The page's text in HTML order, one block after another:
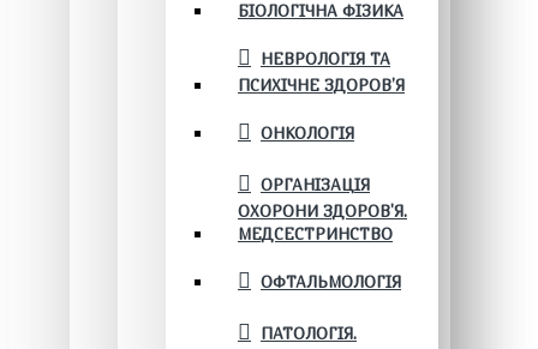
БІОЛОГІЧНА ФІЗИКА
НЕВРОЛОГІЯ ТА
ПСИХІЧНЕ ЗДОРОВ’Я
ОНКОЛОГІЯ
ОРГАНІЗАЦІЯ
ОХОРОНИ ЗДОРОВ'Я.
МЕДСЕСТРИНСТВО
ОФТАЛЬМОЛОГІЯ
ПАТОЛОГІЯ.